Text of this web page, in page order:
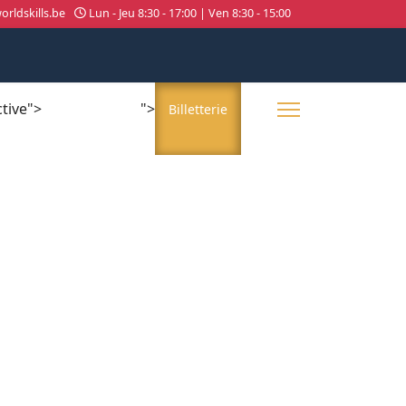
Lun - Jeu 8:30 - 17:00 | Ven 8:30 - 15:00
"> Billetterie